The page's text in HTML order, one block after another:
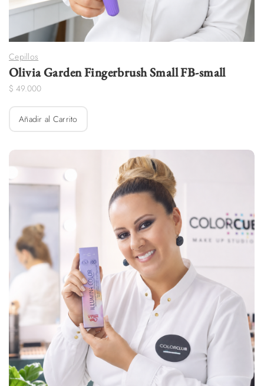
Cepillos
Olivia Garden Fingerbrush Small FB-small
$49.000